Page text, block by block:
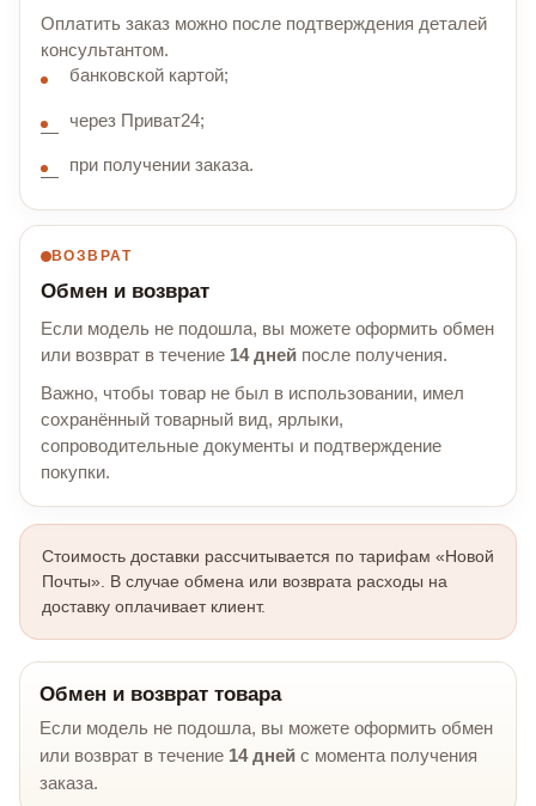
Оплатить заказ можно после подтверждения деталей
консультантом.
банковской картой;
через Приват24;
при получении заказа.
ВОЗВРАТ
Обмен и возврат
Если модель не подошла, вы можете оформить обмен
или возврат в течение 14 дней после получения.
Важно, чтобы товар не был в использовании, имел
сохранённый товарный вид, ярлыки,
сопроводительные документы и подтверждение
покупки.
Стоимость доставки рассчитывается по тарифам «Новой
Почты». В случае обмена или возврата расходы на
доставку оплачивает клиент.
Обмен и возврат товара
Если модель не подошла, вы можете оформить обмен
или возврат в течение 14 дней с момента получения
заказа.